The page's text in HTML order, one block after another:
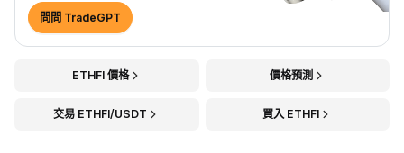
問問 TradeGPT
ETHFI 價格 價格預測
交易 ETHFI/USDT 買入 ETHFI